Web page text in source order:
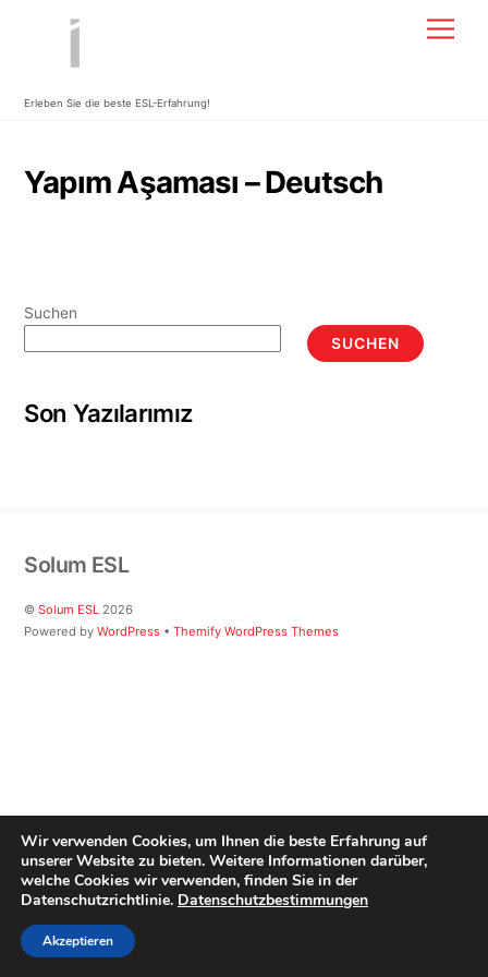
Erleben Sie die beste ESL-Erfahrung!
Yapım Aşaması – Deutsch
Suchen
SUCHEN
Son Yazılarımız
Solum ESL
©Solum ESL 2026
Powered byWordPress •Themify WordPress Themes
Wir verwenden Cookies, um Ihnen die beste Erfahrung auf
unserer Website zu bieten. Weitere Informationen darüber,
welche Cookies wir verwenden, finden Sie in der
Datenschutzrichtlinie. Datenschutzbestimmungen
Akzeptieren